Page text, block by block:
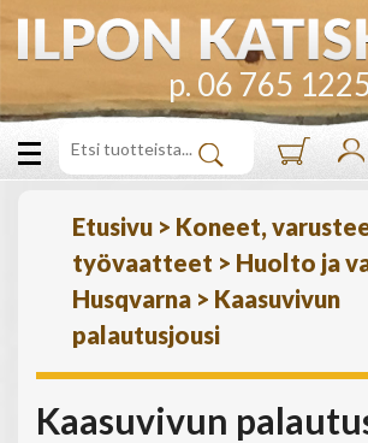
p. 06 765
Etusivu > Koneet,
työvaatteet > Huolto ja
Husqvarna > Kaasuvivun
palautusjousi
Kaasuvivun